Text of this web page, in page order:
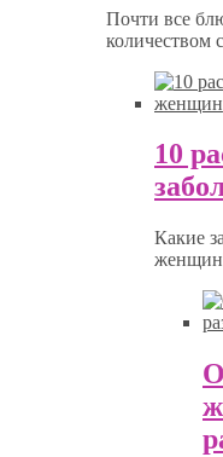
Почти все
количеством
10
Какие